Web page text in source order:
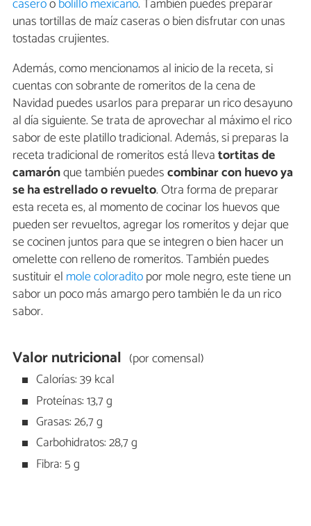
unas tortillas de maíz caseras o bien disfrutar con unas
tostadas crujientes.
Además, como mencionamos al inicio de la receta, si
cuentas con sobrante de romeritos de la cena de
Navidad puedes usarlos para preparar un rico desayuno
al día siguiente. Se trata de aprovechar al máximo el rico
sabor de este platillo tradicional. Además, si preparas la
receta tradicional de romeritos está llevatortitas de
camarónque también puedescombinar con huevo ya
se ha estrellado o revuelto. Otra forma de preparar
esta receta es, al momento de cocinar los huevos que
pueden ser revueltos, agregar los romeritos y dejar que
se cocinen juntos para que se integren o bien hacer un
omelette con relleno de romeritos. También puedes
sustituir el mole coloraditopor mole negro, este tiene un
sabor un poco más amargo pero también le da un rico
sabor.
Valor nutricional (por comensal)
Calorías: 39 kcal
Proteínas: 13,7 g
Grasas: 26,7 g
Carbohidratos: 28,7 g
Fibra: 5 g